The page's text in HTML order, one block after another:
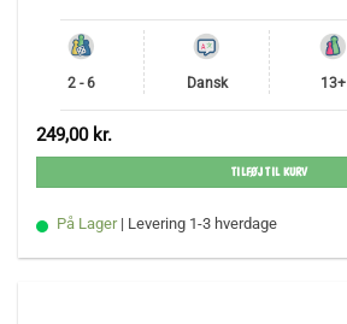
2 - 6 Dansk 13+
249,00 kr.
TILFØJ TIL KURV
På Lager | Levering 1-3 hverdage